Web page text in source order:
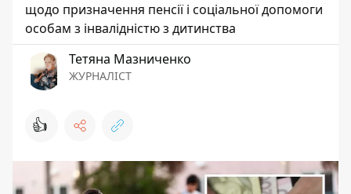
щодо призначення пенсії і соціальної допомоги
особам з інвалідністю з дитинства
Тетяна Мазниченко
ЖУРНАЛІСТ
👍